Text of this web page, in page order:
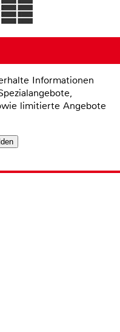
Informationen
limitierte Angebote